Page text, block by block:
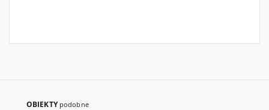
OBIEKTY podobne